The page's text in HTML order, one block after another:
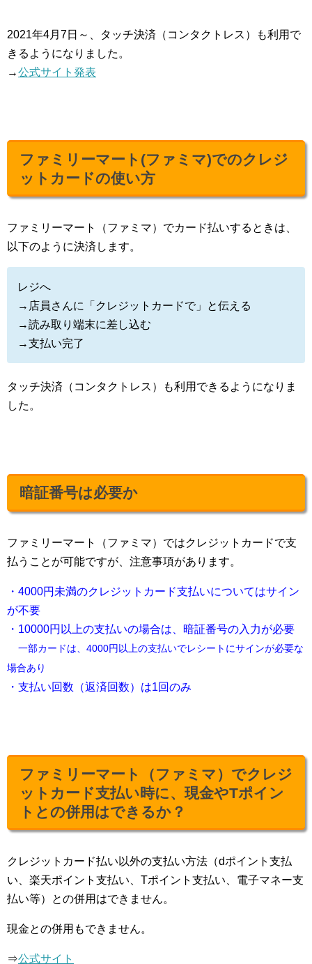
2021年4月7日～、タッチ決済（コンタクトレス）も利用で
きるようになりました。
→公式サイト発表
ファミリーマート(ファミマ)でのクレジ
ットカードの使い方
ファミリーマート（ファミマ）でカード払いするときは、
以下のように決済します。
レジへ
→店員さんに「クレジットカードで」と伝える
→読み取り端末に差し込む
→支払い完了
タッチ決済（コンタクトレス）も利用できるようになりま
した。
暗証番号は必要か
ファミリーマート（ファミマ）ではクレジットカードで支
払うことが可能ですが、注意事項があります。
・4000円未満のクレジットカード支払いについてはサイン
が不要
・10000円以上の支払いの場合は、暗証番号の入力が必要
一部カードは、4000円以上の支払いでレシートにサインが必要な
場合あり
・支払い回数（返済回数）は1回のみ
ファミリーマート（ファミマ）でクレジ
ットカード支払い時に、現金やTポイン
トとの併用はできるか？
クレジットカード払い以外の支払い方法（dポイント支払
い、楽天ポイント支払い、Tポイント支払い、電子マネー支
払い等）との併用はできません。
現金との併用もできません。
⇒公式サイト